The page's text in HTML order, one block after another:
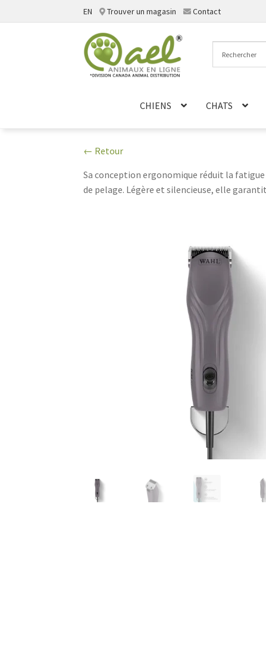
EN Trouver un magasin Contact
Aller
à
la
Aller
au
contenu
CHIENS CHATS
← Retour
Sa conception ergonomique réduit la
de pelage. Légère et silencieuse, elle